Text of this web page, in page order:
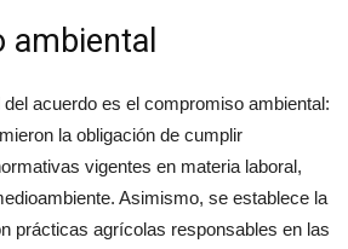
acuerdo es el compromiso ambiental:
la obligación de cumplir
vigentes en materia laboral,
Asimismo, se establece la
prácticas agrícolas responsables en las